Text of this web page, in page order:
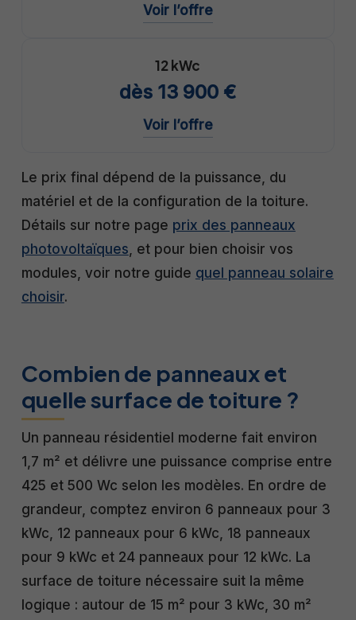
Voir l’offre
12 kWc
dès 13 900 €
Voir l’offre
Le prix final dépend de la puissance, du
matériel et de la configuration de la toiture.
Détails sur notre page prix des panneaux
photovoltaïques, et pour bien choisir vos
modules, voir notre guide quel panneau solaire
choisir.
Combien de panneaux et
quelle surface de toiture ?
Un panneau résidentiel moderne fait environ
1,7 m² et délivre une puissance comprise entre
425 et 500 Wc selon les modèles. En ordre de
grandeur, comptez environ 6 panneaux pour 3
kWc, 12 panneaux pour 6 kWc, 18 panneaux
pour 9 kWc et 24 panneaux pour 12 kWc. La
surface de toiture nécessaire suit la même
logique : autour de 15 m² pour 3 kWc, 30 m²